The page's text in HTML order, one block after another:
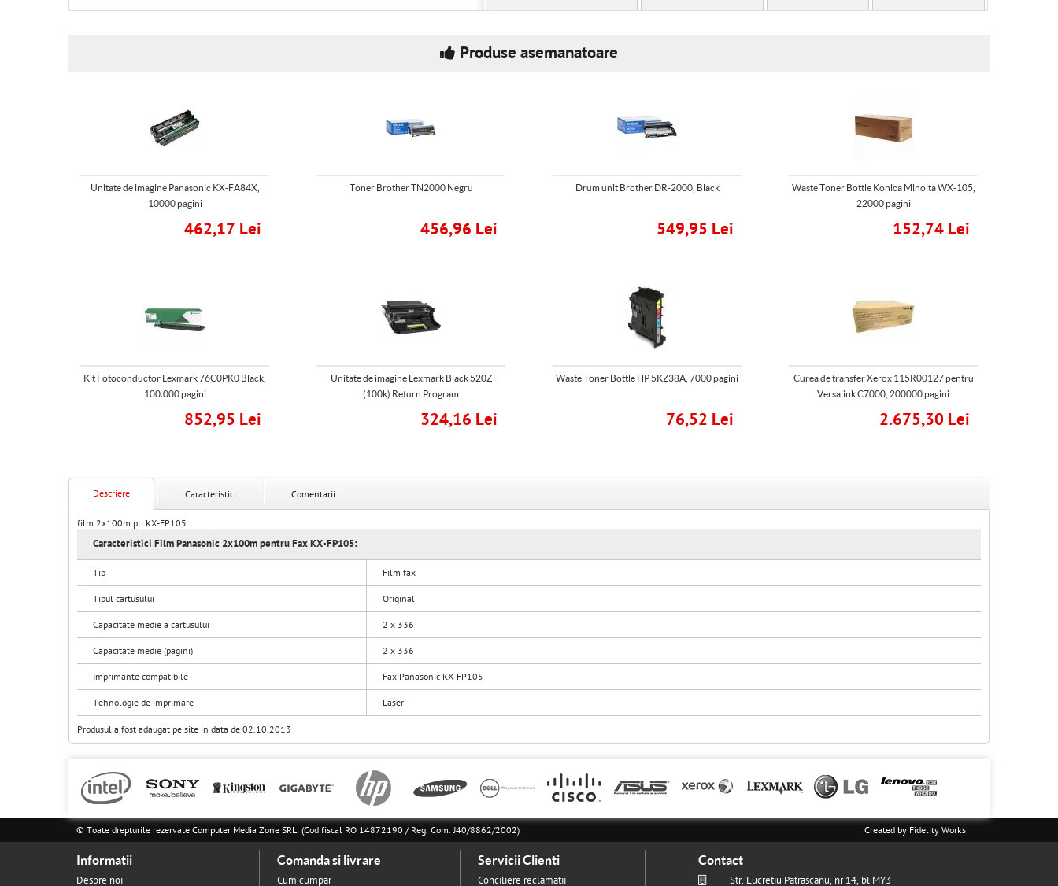
Produse asemanatoare
Unitate de imagine Panasonic KX-FA84X,
10000 pagini
462,17 Lei
Toner Brother TN2000 Negru
456,96 Lei
Drum unit Brother DR-2000, Black
549,95 Lei
Waste Toner Bottle Konica Minolta WX-105,
22000 pagini
152,74 Lei
Kit Fotoconductor Lexmark 76C0PK0 Black,
100.000 pagini
852,95 Lei
Unitate de imagine Lexmark Black 520Z
(100k) Return Program
324,16 Lei
Waste Toner Bottle HP 5KZ38A, 7000 pagini
76,52 Lei
Curea de transfer Xerox 115R00127 pentru
Versalink C7000, 200000 pagini
2.675,30 Lei
Descriere Caracteristici Comentarii
film 2x100m pt. KX-FP105
Caracteristici Film Panasonic 2x100m pentru Fax KX-FP105:
Tip Film fax
Tipul cartusului Original
Capacitate medie a cartusului 2 x 336
Capacitate medie (pagini) 2 x 336
Imprimante compatibile Fax Panasonic KX-FP105
Tehnologie de imprimare Laser
Produsul a fost adaugat pe site in data de 02.10.2013
© Toate drepturile rezervate Computer Media Zone SRL. (Cod fiscal RO 14872190 / Reg. Com. J40/8862/2002) Created by Fidelity Works
Informatii
Despre noi
Comanda si livrare
Cum cumpar
Servicii Clienti
Conciliere reclamatii
Contact
Str. Lucretiu Patrascanu, nr 14, bl MY3